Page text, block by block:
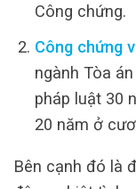
Công chứng.
Công chứng
ngành Tòa
pháp luật 30
20 năm ở
Bên cạnh đó là